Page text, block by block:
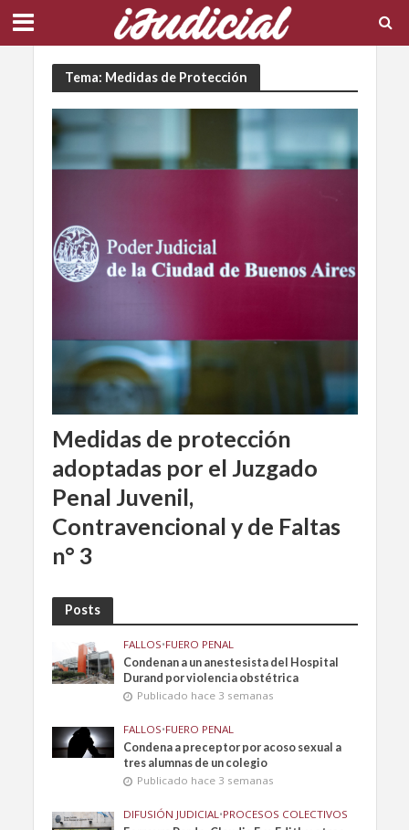
Tema: Medidas de Protección
Medidas de protección
adoptadas por el Juzgado
Penal Juvenil,
Contravencional y de Faltas
n° 3
Posts
FALLOS•FUERO PENAL
Condenan a un anestesista del Hospital
Durand por violencia obstétrica
Publicado hace 3 semanas
FALLOS•FUERO PENAL
Condena a preceptor por acoso sexual a
tres alumnas de un colegio
Publicado hace 3 semanas
DIFUSIÓN JUDICIAL•PROCESOS COLECTIVOS